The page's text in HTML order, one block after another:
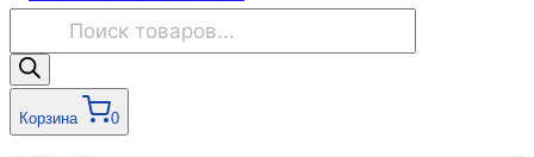
товаров
Корзина 0